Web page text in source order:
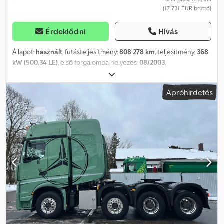
(17 731 EUR bruttó)
Érdeklődni Hívás
Állapot: használt, futásteljesítmény:808 278 km, teljesítmény: 368
kW (500,34 LE), első forgalomba helyezés:08/2003,
, össztömeg:
3 tengely, fékek:retarder, szín:kék, hajtástípus:mechanikai,
kibocsátási osztály:
ABS, légkondicionálás,
állófűtés
, Járműazonosító szám: YV2A4CDC63A558387 PÓTKOCSI
HIDRAULIKA – BILLENTŐHIDRAULIKA 70 tonna teljes össztömeg
Saját tömeg: 9400 kg DE HU – fizetendő NATO csatlakozó ----
Globetrotter – vezetőfülke MOTORFÉK, digitális tachográf
Klímaautómata, állóhelyzeti fűtés, 2 fekvőhely,
rádió/CD/Bluetooth/navigációs előkészítés, útadíj-előjegyzés,
multifunkciós kormánykerék, ülésfűtés, hűtőszekrény Laprugós
felfüggesztés elöl + légrugós felfüggesztés hátul Tengelytáv:
3900 / (2. és 3. tengely = 1400 mm) 450 literes üzemanyagtartály 2.
TENGELY = EMLÍTHETŐ ÉS KORMÁNYOZHATÓ AP TENGELYEK
Nyere magassága 1230 mm – állítható – 2,0 hüvelyk Forgó
jelzőlámpa Pótkocsi vonófej, 40 mm Felsőre vezetett kipufogó
Apróhirdetés